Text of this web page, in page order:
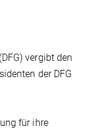
vergibt den
der DFG
für ihre